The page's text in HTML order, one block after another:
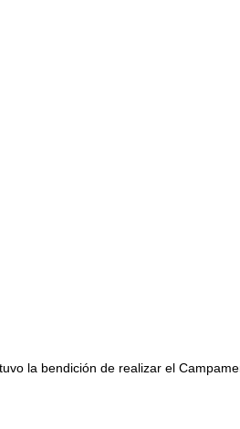
la bendición de realizar el